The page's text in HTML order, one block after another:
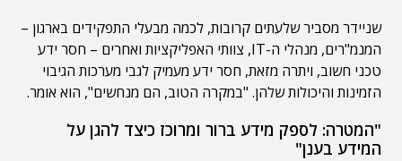
שניידר מסביר שלעתים קרובות, לכמה מבעלי התפקידים בארגון –
המנמ"רים, מנהלי ה-IT, צוותי האפליקציות ואחרים – חסר ידע
טכני חשוב, ויתרה מזאת, חסר ידע מעמיק לגבי מערכות הגיבוי
הזמינות והיכולות שלהן. "במקרה הטוב, הם מנחשים", הוא אומר.
"המטרה: לספק מידע ברור ומרוכז כיצד להגן על
המידע בענן"